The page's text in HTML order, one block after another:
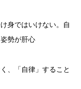
身ではいけない。自
勢が肝心
、「自律」すること